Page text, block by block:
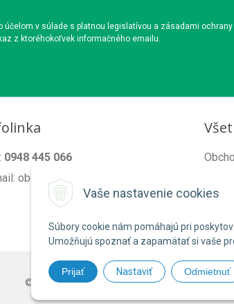
Vaše nastavenie cookies
Súbory cookie nám pomáhajú pri
Umožňujú spoznať a zapamätať si vaše
Prijať Nastaviť Odmietnuť
v súlade s platnou legislatívou a zásadami
z ktoréhokoľvek informačného emailu.
0948 445 066
obchod@organixgarden.sk
© 2026 ORGANIXgarden •NextShop&e-shop